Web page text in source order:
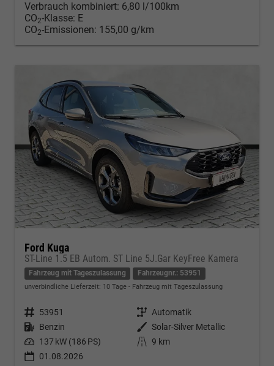
Verbrauch kombiniert: 6,80 l/100km
CO2-Klasse: E
CO2-Emissionen: 155,00 g/km
Ford Kuga
ST-Line 1.5 EB Autom. ST Line 5J.Gar KeyFree Kamera
Fahrzeug mit Tageszulassung Fahrzeugnr.: 53951
unverbindliche Lieferzeit: 10 Tage Fahrzeug mit Tageszulassung
Fahrzeugnr. 53951 Getriebe Automatik
Kraftstoff Benzin Außenfarbe Solar-Silver Metallic
Leistung 137 kW (186 PS) Kilometerstand 9 km
01.08.2026